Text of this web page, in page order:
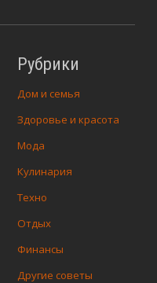
Рубрики
Дом и семья
Здоровье и красота
Мода
Кулинария
Техно
Отдых
Финансы
Другие советы